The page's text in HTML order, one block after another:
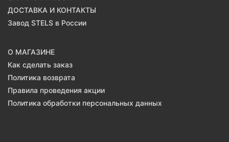
ДОСТАВКА И КОНТАКТЫ
Завод STELS в России
О МАГАЗИНЕ
Как сделать заказ
Политика возврата
Правила проведения акции
Политика обработки персональных данных